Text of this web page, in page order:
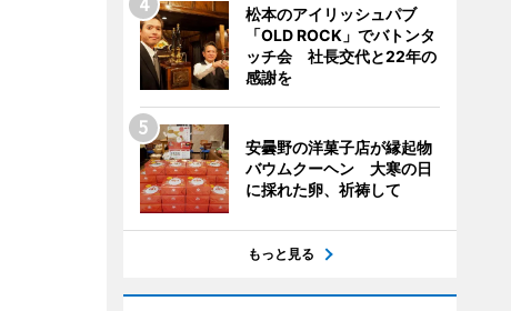
松本のアイリッシュパブ
「OLD ROCK」でバトンタ
ッチ会 社長交代と22年の
感謝を
安曇野の洋菓子店が縁起物
バウムクーヘン 大寒の日
に採れた卵、祈祷して
もっと見る